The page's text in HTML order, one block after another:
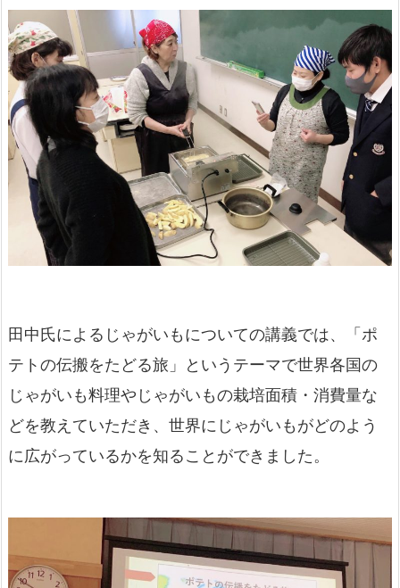
田中氏によるじゃがいもについての講義では、「ポ
テトの伝搬をたどる旅」というテーマで世界各国の
じゃがいも料理やじゃがいもの栽培面積・消費量な
どを教えていただき、世界にじゃがいもがどのよう
に広がっているかを知ることができました。